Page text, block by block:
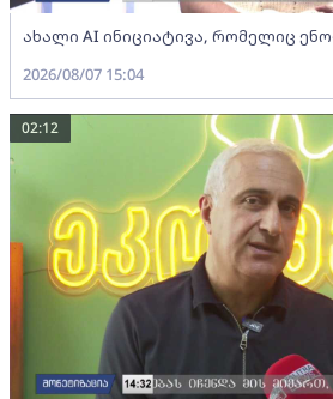
ახალი AI ინიციატივა, რომელიც
2026/08/07 15:04
02:12